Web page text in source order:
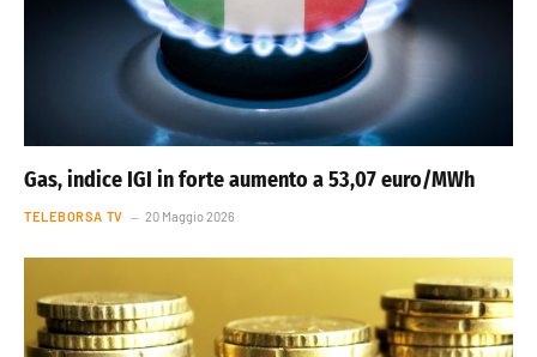
Gas, indice IGI in forte aumento a 53,07 euro/MWh
TELEBORSA TV 20 Maggio 2026